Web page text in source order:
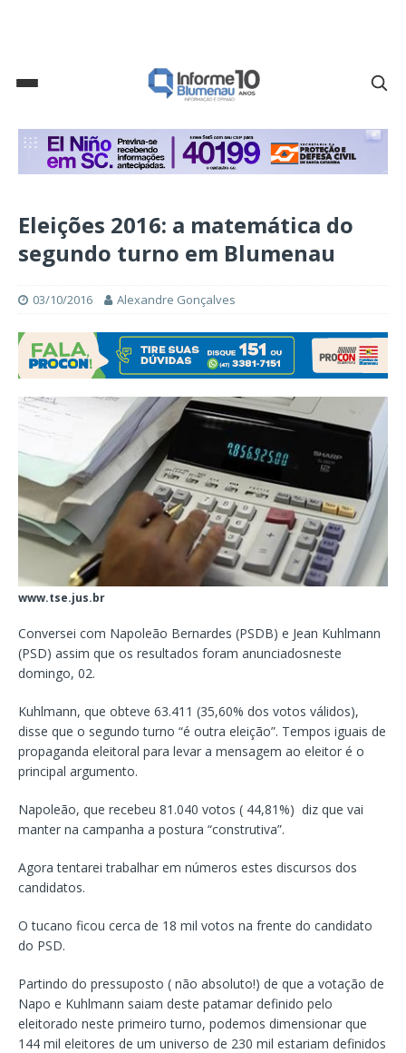
Eleições 2016: a matemática do
segundo turno em Blumenau
03/10/2016 Alexandre Gonçalves
www.tse.jus.br
Conversei com Napoleão Bernardes (PSDB) e Jean Kuhlmann
(PSD) assim que os resultados foram anunciadosneste
domingo, 02.
Kuhlmann, que obteve 63.411 (35,60% dos votos válidos),
disse que o segundo turno “é outra eleição”. Tempos iguais de
propaganda eleitoral para levar a mensagem ao eleitor é o
principal argumento.
Napoleão, que recebeu 81.040 votos ( 44,81%) diz que vai
manter na campanha a postura “construtiva”.
Agora tentarei trabalhar em números estes discursos dos
candidatos.
O tucano ficou cerca de 18 mil votos na frente do candidato
do PSD.
Partindo do pressuposto ( não absoluto!) de que a votação de
Napo e Kuhlmann saiam deste patamar definido pelo
eleitorado neste primeiro turno, podemos dimensionar que
144 mil eleitores de um universo de 230 mil estariam definidos